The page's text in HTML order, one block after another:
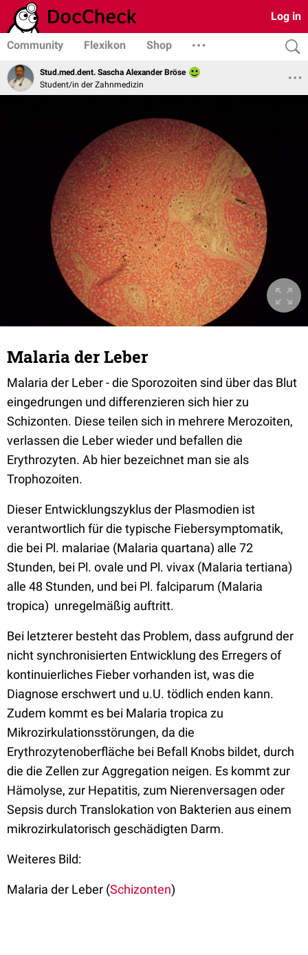
Log in
Community Flexikon Shop
Stud.med.dent. Sascha Alexander Bröse
Student/in der Zahnmedizin
Malaria der Leber
Malaria der Leber - die Sporozoiten sind über das Blut
eingedrungen und differenzieren sich hier zu
Schizonten. Diese teilen sich in mehrere Merozoiten,
verlassen die Leber wieder und befallen die
Erythrozyten. Ab hier bezeichnet man sie als
Trophozoiten.
Dieser Entwicklungszyklus der Plasmodien ist
verantwortlich für die typische Fiebersymptomatik,
die bei Pl. malariae (Malaria quartana) alle 72
Stunden, bei Pl. ovale und Pl. vivax (Malaria tertiana)
alle 48 Stunden, und bei Pl. falciparum (Malaria
tropica) unregelmäßig auftritt.
Bei letzterer besteht das Problem, dass aufgrund der
nicht synchronisierten Entwicklung des Erregers of
kontinuierliches Fieber vorhanden ist, was die
Diagnose erschwert und u.U. tödlich enden kann.
Zudem kommt es bei Malaria tropica zu
Mikrozirkulationsstörungen, da die
Erythrozytenoberfläche bei Befall Knobs bildet, durch
die die Zellen zur Aggregation neigen. Es kommt zur
Hämolyse, zur Hepatitis, zum Nierenversagen oder
Sepsis durch Translokation von Bakterien aus einem
mikrozirkulatorisch geschädigten Darm.
Weiteres Bild:
Malaria der Leber (Schizonten)